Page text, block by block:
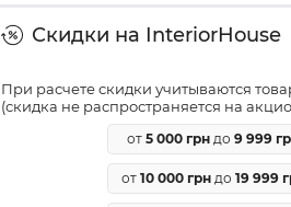
Скидки на InteriorHouse
При расчете скидки учитываются
(скидка не распространяется на
от 5 000 грн до 9 999
от 10 000 грндо 19 999